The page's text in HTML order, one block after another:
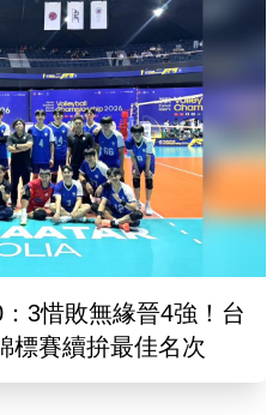
3惜敗無緣晉4強！台
標賽續拚最佳名次